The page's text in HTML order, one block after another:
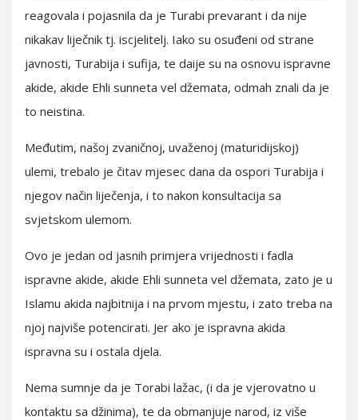
reagovala i pojasnila da je Turabi prevarant i da nije
nikakav liječnik tj. iscjelitelj. Iako su osuđeni od strane
javnosti, Turabija i sufija, te daije su na osnovu ispravne
akide, akide Ehli sunneta vel džemata, odmah znali da je
to neistina.
Međutim, našoj zvaničnoj, uvaženoj (maturidijskoj)
ulemi, trebalo je čitav mjesec dana da ospori Turabija i
njegov način liječenja, i to nakon konsultacija sa
svjetskom ulemom.
Ovo je jedan od jasnih primjera vrijednosti i fadla
ispravne akide, akide Ehli sunneta vel džemata, zato je u
Islamu akida najbitnija i na prvom mjestu, i zato treba na
njoj najviše potencirati. Jer ako je ispravna akida
ispravna su i ostala djela.
Nema sumnje da je Torabi lažac, (i da je vjerovatno u
kontaktu sa džinima), te da obmanjuje narod, iz više